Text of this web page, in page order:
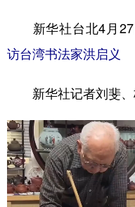
科技 科创
文化
访谈 视频
法律 中央文
食品 人居
学术中国 乡村振
新华社台北4月27
访台湾书法家洪启义
新华社记者刘斐、